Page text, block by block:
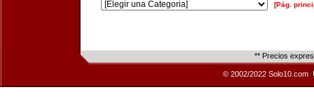
[Pág.
** Precios
© 2002/2022 Solo10.com